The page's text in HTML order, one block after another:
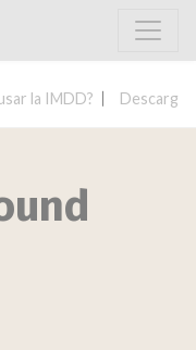
la IMDD? Descargar